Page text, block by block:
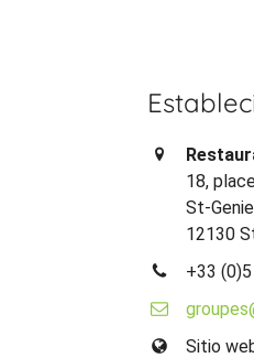
18,
St-
12130
+33
Sitio